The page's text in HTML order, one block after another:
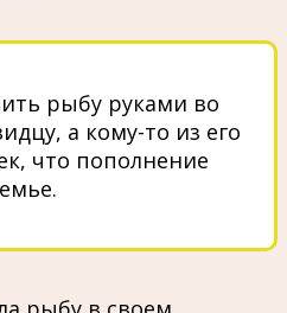
рыбу руками во
а кому-то из его
что пополнение